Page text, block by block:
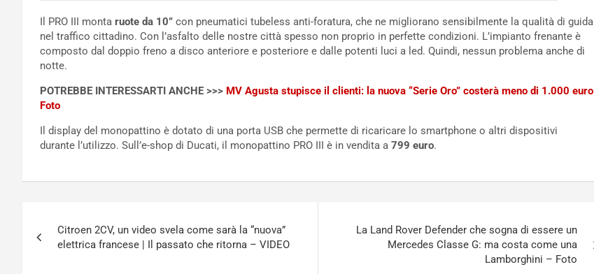
Il PRO III monta ruote da 10” con pneumatici tubeless anti-foratura, che ne migliorano sensibilmente la qualità di guida
nel traffico cittadino. Con l’asfalto delle nostre città spesso non proprio in perfette condizioni. L’impianto frenante è
composto dal doppio freno a disco anteriore e posteriore e dalle potenti luci a led. Quindi, nessun problema anche di
notte.
POTREBBE INTERESSARTI ANCHE >>> MV Agusta stupisce il clienti: la nuova “Serie Oro” costerà meno di 1.000 euro
Foto
Il display del monopattino è dotato di una porta USB che permette di ricaricare lo smartphone o altri dispositivi
durante l’utilizzo. Sull’e-shop di Ducati, il monopattino PRO III è in vendita a 799 euro.
articoli
Citroen 2CV, un video svela come sarà la “nuova”
elettrica francese | Il passato che ritorna – VIDEO
La Land Rover Defender che sogna di essere un
Mercedes Classe G: ma costa come una
Lamborghini – Foto